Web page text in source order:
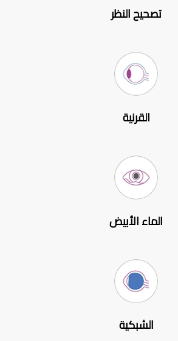
تصحيح النظر
القرنية
الماء الأبيض
الشبكية